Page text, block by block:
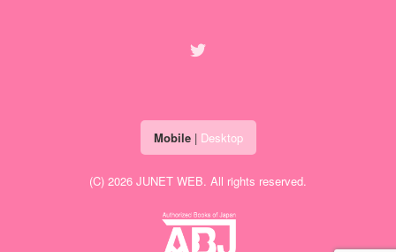
Mobile| Desktop
(C) 2026 JUNET WEB. All rights reserved.